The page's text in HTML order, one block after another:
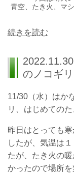
青空、たき火、マ
続きを読む
のノコギ
11/30（水）はか
リ、はじめての
昨日はとっても
したが、気温は
たが、たき火の
かったので場所